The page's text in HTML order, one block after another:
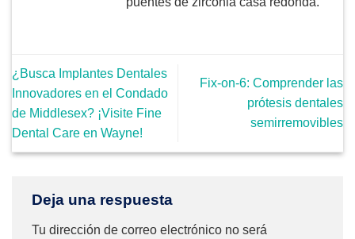
¿Busca Implantes Dentales
Innovadores en el Condado
de Middlesex? ¡Visite Fine
Dental Care en Wayne!
Fix-on-6: Comprender las
prótesis dentales
semirremovibles
Deja una respuesta
Tu dirección de correo electrónico no será